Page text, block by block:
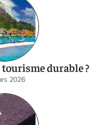
durable ?
2026